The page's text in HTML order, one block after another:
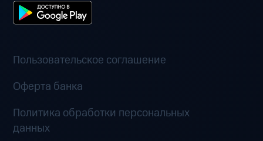
Пользовательское соглашение
Оферта банка
Политика обработки персональных
данных